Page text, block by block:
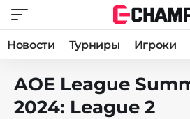
Новости Турниры Игроки
AOE League
2024: League 2